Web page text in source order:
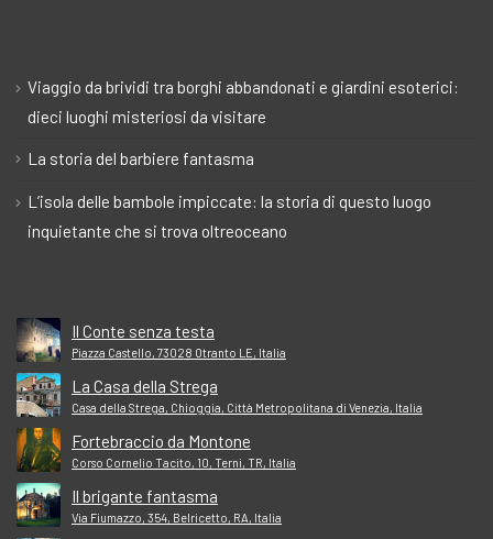
Viaggio da brividi tra borghi abbandonati e giardini esoterici:
dieci luoghi misteriosi da visitare
La storia del barbiere fantasma
L’isola delle bambole impiccate: la storia di questo luogo
inquietante che si trova oltreoceano
Il Conte senza testa
Piazza Castello, 73028 Otranto LE, Italia
La Casa della Strega
Casa della Strega, Chioggia, Città Metropolitana di Venezia, Italia
Fortebraccio da Montone
Corso Cornelio Tacito, 10, Terni, TR, Italia
Il brigante fantasma
Via Fiumazzo, 354, Belricetto, RA, Italia